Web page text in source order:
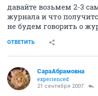
давайте возьмем 2-3
журнала и что
не будем говорить о
ОТВЕТИТЬ
СараАбрамовна
experienced
21 сентября 2007